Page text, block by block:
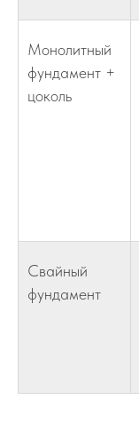
Монолитный
фундамент +
цоколь
Свайный
фундамент